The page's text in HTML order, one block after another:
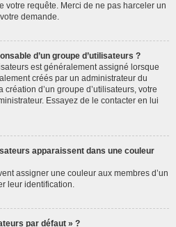
votre requête. Merci de ne pas harceler un
demande.
d’un groupe d’utilisateurs ?
est généralement assigné lorsque
créés par un administrateur du
d’un groupe d’utilisateurs, votre
Essayez de le contacter en lui
apparaissent dans une couleur
assigner une couleur aux membres d’un
leur identification.
par défaut » ?